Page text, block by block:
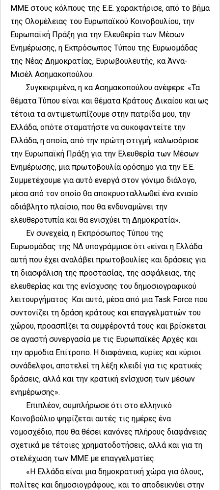
ΜΜΕ στους κόλπους της Ε.Ε. χαρακτήρισε, από το βήμα
της Ολομέλειας του Ευρωπαϊκού Κοινοβουλίου, την
Ευρωπαϊκή Πράξη για την Ελευθερία των Μέσων
Ενημέρωσης, η Εκπρόσωπος Τύπου της Ευρωομάδας
της Νέας Δημοκρατίας, Ευρωβουλευτής, κα Άννα-
Μισέλ Ασημακοπούλου.
Συγκεκριμένα, η κα Ασημακοπούλου ανέφερε: «Τα
θέματα Τύπου είναι και θέματα Κράτους Δικαίου και ως
τέτοια τα αντιμετωπίζουμε στην πατρίδα μου, την
Ελλάδα, οπότε σταματήστε να συκοφαντείτε την
Ελλάδα, η οποία, από την πρώτη στιγμή, καλωσόρισε
την Ευρωπαϊκή Πράξη για την Ελευθερία των Μέσων
Ενημέρωσης, μια πρωτοβουλία ορόσημο για την Ε.Ε.
Συμμετέχουμε για αυτό ενεργά στον γόνιμο διάλογο,
μέσα από τον οποίο θα αποκρυσταλλωθεί ένα ενιαίο
αδιάβλητο πλαίσιο, που θα ενδυναμώνει την
ελευθεροτυπία και θα ενισχύει τη Δημοκρατία».
Εν συνεχεία, η Εκπρόσωπος Τύπου της
Ευρωομάδας της ΝΔ υπογράμμισε ότι «είναι η Ελλάδα
αυτή που έχει αναλάβει πρωτοβουλίες και δράσεις για
τη διασφάλιση της προστασίας, της ασφάλειας, της
ελευθερίας και της ενίσχυσης του δημοσιογραφικού
λειτουργήματος. Και αυτό, μέσα από μια Task Force που
συντονίζει τη δράση κράτους και επαγγελματιών του
χώρου, προασπίζει τα συμφέροντά τους και βρίσκεται
σε αγαστή συνεργασία με τις Ευρωπαϊκές Αρχές και
την αρμόδια Επίτροπο. Η διαφάνεια, κυρίες και κύριοι
συνάδελφοι, αποτελεί τη λέξη κλειδί για τις κρατικές
δράσεις, αλλά και την κρατική ενίσχυση των μέσων
ενημέρωσης».
Επιπλέον, συμπλήρωσε ότι στο ελληνικό
Κοινοβούλιο ψηφίζεται αυτές τις ημέρες ένα
νομοσχέδιο, που θα θέσει κανόνες πλήρους διαφάνειας
σχετικά με τέτοιες χρηματοδοτήσεις, αλλά και για τη
στελέχωση των ΜΜΕ με επαγγελματίες.
«Η Ελλάδα είναι μια δημοκρατική χώρα για όλους,
πολίτες και δημοσιογράφους, και το αποδεικνύει στην